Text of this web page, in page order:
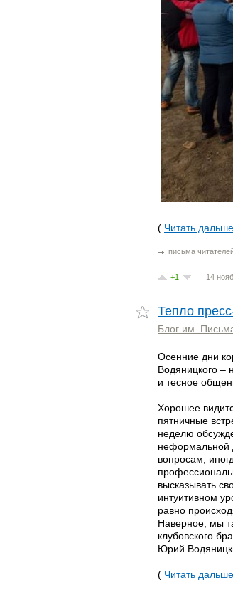
( Читать дальше
письма
+1 14
Тепло
Блог им.
Осенние дни
Водяницкого –
и тесное
Хорошее
пятничные
неделю
неформальной
вопросам,
высказывать
интуитивном
равно
Наверное, мы
клубовского
Юрий
( Читать дальше